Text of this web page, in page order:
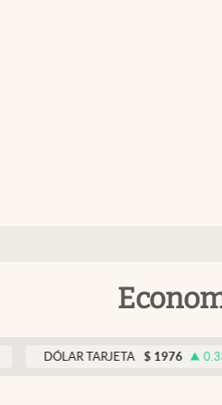
DÓLAR TARJETA $ 1976 0.33%